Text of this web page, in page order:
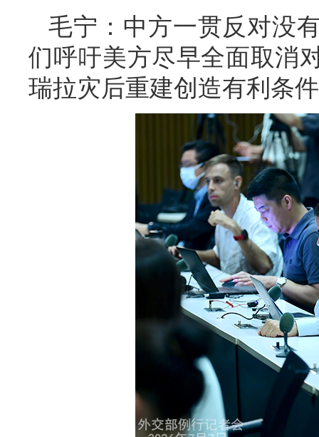
毛宁：中方一贯反对没
们呼吁美方尽早全面取消
瑞拉灾后重建创造有利条